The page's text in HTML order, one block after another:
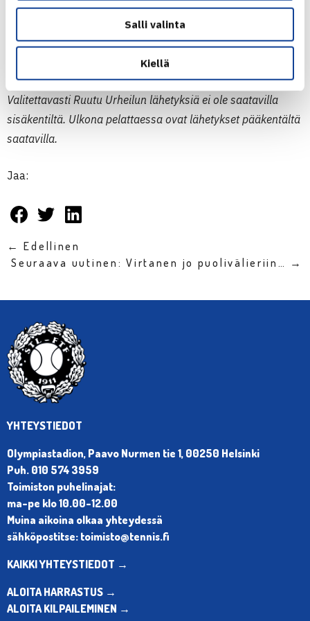
Salli valinta
Kiellä
Eero Vasa – [8] Bekkhan Atlangeriev 6-3, 7-6(4)
Aleksi Löfman – Egor Noskin 7-5, 7-6(2)
Iiro Vasa – [3] Luca Castelnuovo 3-6, 2-6
Roni Hietaranta – [2] Hazem Naw 2-6, 3-6
Valitettavasti Ruutu Urheilun lähetyksiä ei ole saatavilla
sisäkentiltä. Ulkona pelattaessa ovat lähetykset pääkentältä
saatavilla.
Jaa:
← Edellinen
Seuraava uutinen: Virtanen jo puolivälieriin… →
YHTEYSTIEDOT
Olympiastadion, Paavo Nurmen tie 1, 00250 Helsinki
Puh. 010 574 3959
Toimiston puhelinajat:
ma-pe klo 10.00-12.00
Muina aikoina olkaa yhteydessä
sähköpostitse: toimisto@tennis.fi
KAIKKI YHTEYSTIEDOT →
ALOITA HARRASTUS →
ALOITA KILPAILEMINEN →